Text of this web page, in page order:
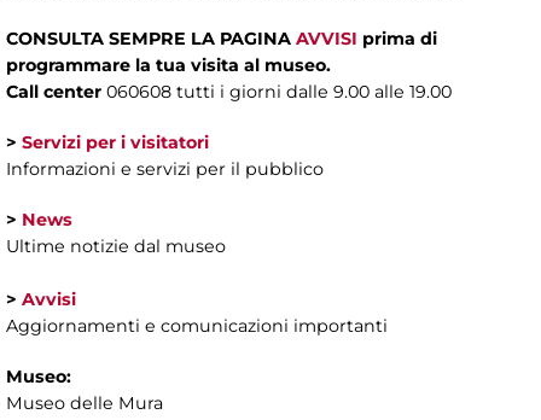
CONSULTA SEMPRE LA PAGINA AVVISI prima di
programmare la tua visita al museo.
Call center 060608 tutti i giorni dalle 9.00 alle 19.00
> Servizi per i visitatori
Informazioni e servizi per il pubblico
> News
Ultime notizie dal museo
> Avvisi
Aggiornamenti e comunicazioni importanti
Museo:
Museo delle Mura